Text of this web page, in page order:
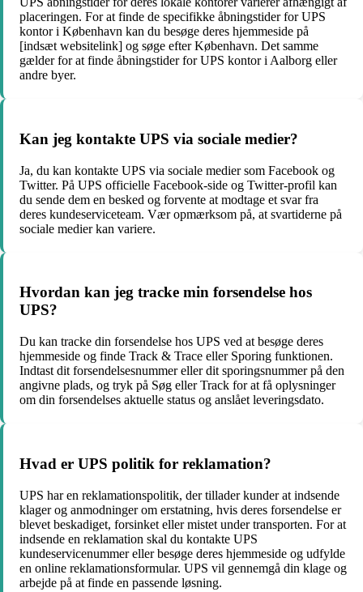
placeringen. For at finde de specifikke åbningstider for UPS
kontor i København kan du besøge deres hjemmeside på
[indsæt websitelink] og søge efter København. Det samme
gælder for at finde åbningstider for UPS kontor i Aalborg eller
andre byer.
Kan jeg kontakte UPS via sociale medier?
Ja, du kan kontakte UPS via sociale medier som Facebook og
Twitter. På UPS officielle Facebook-side og Twitter-profil kan
du sende dem en besked og forvente at modtage et svar fra
deres kundeserviceteam. Vær opmærksom på, at svartiderne på
sociale medier kan variere.
Hvordan kan jeg tracke min forsendelse hos
UPS?
Du kan tracke din forsendelse hos UPS ved at besøge deres
hjemmeside og finde Track & Trace eller Sporing funktionen.
Indtast dit forsendelsesnummer eller dit sporingsnummer på den
angivne plads, og tryk på Søg eller Track for at få oplysninger
om din forsendelses aktuelle status og anslået leveringsdato.
Hvad er UPS politik for reklamation?
UPS har en reklamationspolitik, der tillader kunder at indsende
klager og anmodninger om erstatning, hvis deres forsendelse er
blevet beskadiget, forsinket eller mistet under transporten. For at
indsende en reklamation skal du kontakte UPS
kundeservicenummer eller besøge deres hjemmeside og udfylde
en online reklamationsformular. UPS vil gennemgå din klage og
arbejde på at finde en passende løsning.